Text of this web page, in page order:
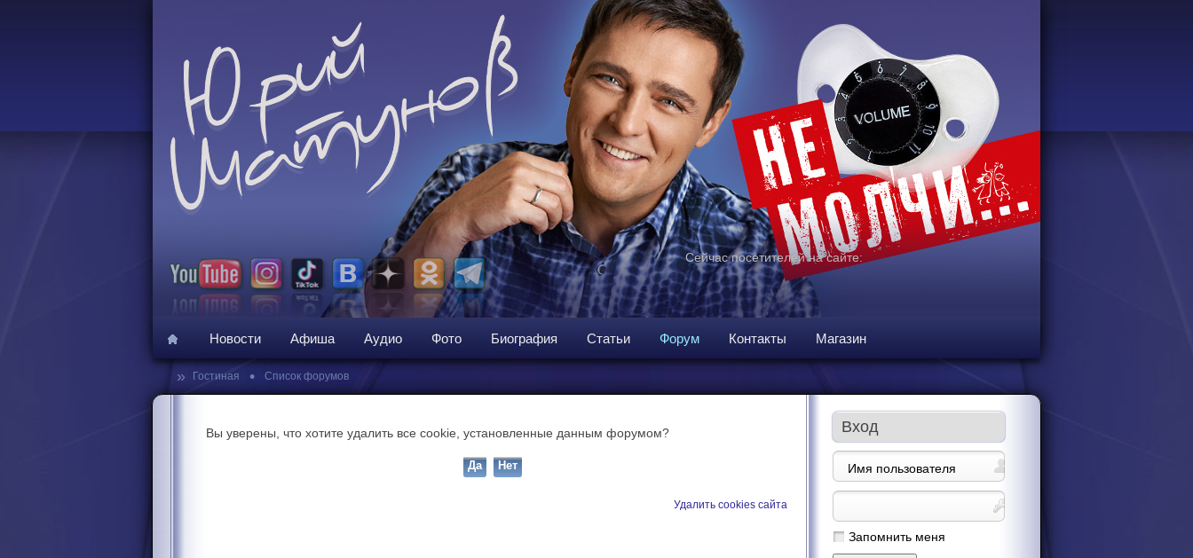
Сейчас посетителей на сайте:
Новости Афиша Аудио Фото Биография Статьи Форум Контакты Магазин
» Гостиная • Список форумов
Вы уверены, что хотите удалить все cookie, установленные данным форумом?
Удалить cookies сайта
Вход
Запомнить меня